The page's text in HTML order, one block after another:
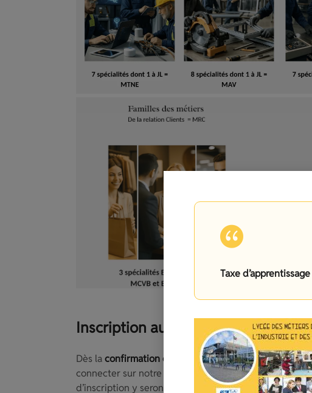
Inscription au lycée Jean Lurçat
Dès laconfirmation de l’affectation de votre enfantau
connecter sur notre site internet www.lycee-jean-
d’inscription y seront indiquées (date et heure de
Taxe